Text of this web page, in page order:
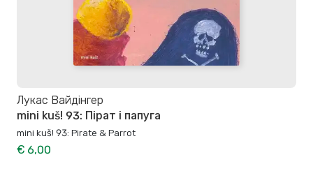
Лукас Вайдінгер
mini kuš! 93: Пірат і папуга
mini kuš! 93: Pirate & Parrot
€ 6,00